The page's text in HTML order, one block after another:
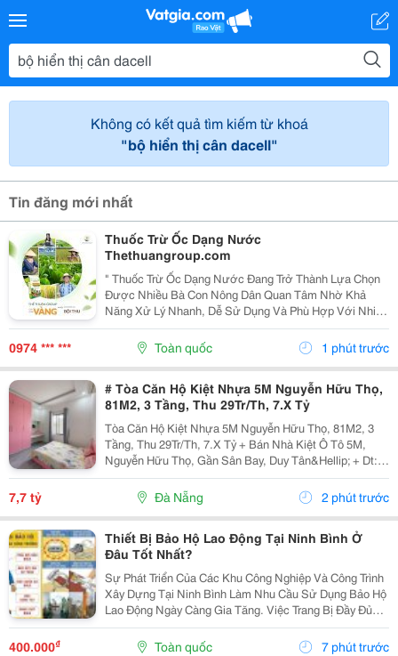
Không có kết quả tìm kiếm từ khoá
"bộ hiển thị cân dacell"
Tin đăng mới nhất
Thuốc Trừ Ốc Dạng Nước
Thethuangroup.com
" Thuốc Trừ Ốc Dạng Nước Đang Trở Thành Lựa Chọn
Được Nhiều Bà Con Nông Dân Quan Tâm Nhờ Khả
Năng Xử Lý Nhanh, Dễ Sử Dụng Và Phù Hợp Với Nhiều
Loại Cây Trồng Khác Nhau. Trong Điều Kiện Thời Tiết
Nóng Ẩm, Mưa Nhiều, Các Loại Ốc Gây Hại Thường
0974 *** *** Toàn quốc 1 phút trước
# Tòa Căn Hộ Kiệt Nhựa 5M Nguyễn Hữu Thọ,
81M2, 3 Tầng, Thu 29Tr/Th, 7.X Tỷ
Tòa Căn Hộ Kiệt Nhựa 5M Nguyễn Hữu Thọ, 81M2, 3
Tầng, Thu 29Tr/Th, 7.X Tỷ + Bán Nhà Kiệt Ô Tô 5M,
Nguyễn Hữu Thọ, Gần Sân Bay, Duy Tân&Hellip; + Dt:
81M2, Ngang 8M, 3 Tầng Đúc Kiên Cố Sạch Đẹp, 8 Căn
Hộ Có Gác, Full Nội Thất Cao Cấp. Đang Cho Thuê...
7,7 tỷ Đà Nẵng 2 phút trước
Thiết Bị Bảo Hộ Lao Động Tại Ninh Bình Ở
Đâu Tốt Nhất?
Sự Phát Triển Của Các Khu Công Nghiệp Và Công Trình
Xây Dựng Tại Ninh Bình Làm Nhu Cầu Sử Dụng Bảo Hộ
Lao Động Ngày Càng Gia Tăng. Việc Trang Bị Đầy Đủ
Thiết Bị Bảo Hộ Lao Động Tại Ninh Bình Đạt Chuẩn Giúp
Bảo Vệ Người Lao Động Trước Các Rủi Ro, Nâng...
400.000₫ Toàn quốc 7 phút trước